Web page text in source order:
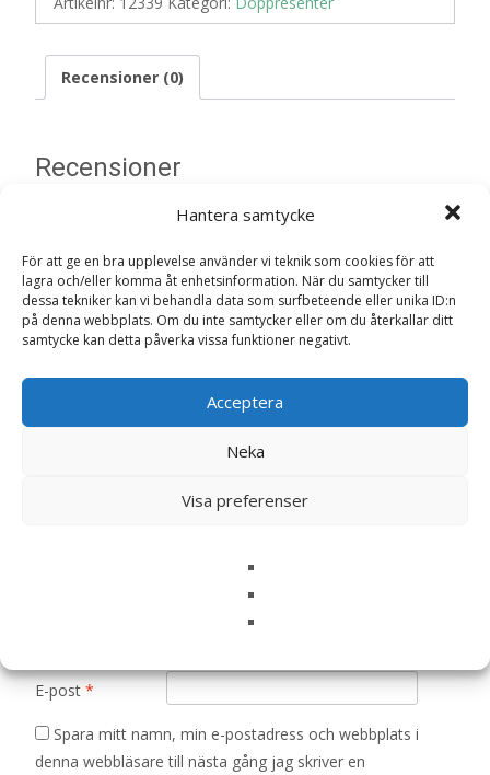
Hantera samtycke
För att ge en bra upplevelse använder vi teknik som cookies för att
lagra och/eller komma åt enhetsinformation. När du samtycker till
dessa tekniker kan vi behandla data som surfbeteende eller unika ID:n
på denna webbplats. Om du inte samtycker eller om du återkallar ditt
samtycke kan detta påverka vissa funktioner negativt.
Acceptera
Neka
Visa preferenser
Recensioner (0)
Recensioner
Det finns inga recensioner än.
Bli först med att recensera ”Baby Lefty &
Baby Black Sheep, 15cm – Bukowski
Design Doppresent”
Ditt betyg*
E-post *
Spara mitt namn, min e-postadress och webbplats i
denna webbläsare till nästa gång jag skriver en